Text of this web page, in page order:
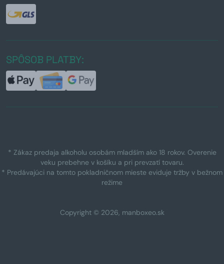
SPÔSOB PLATBY:
* Zákaz predaja alkoholu osobám mladším ako 18 rokov. Overenie
veku prebehne v košíku a pri prevzatí tovaru.
* Predávajúci na tomto pokladničnom mieste eviduje tržby v bežnom
režime
Copyright © 2026, manboxeo.sk